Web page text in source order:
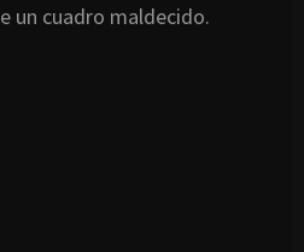
un cuadro maldecido.